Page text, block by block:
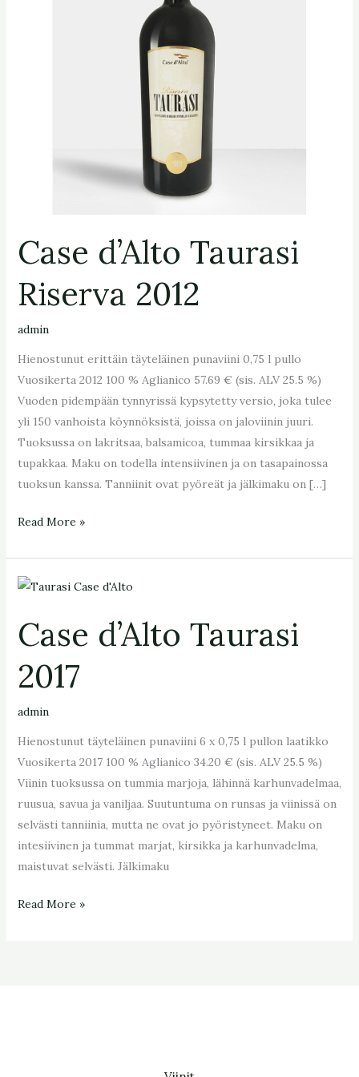
Case d’Alto Taurasi
Riserva 2012
admin
Hienostunut erittäin täyteläinen punaviini 0,75 l pullo
Vuosikerta 2012 100 % Aglianico 57.69 € (sis. ALV 25.5 %)
Vuoden pidempään tynnyrissä kypsytetty versio, joka tulee
yli 150 vanhoista köynnöksistä, joissa on jaloviinin juuri.
Tuoksussa on lakritsaa, balsamicoa, tummaa kirsikkaa ja
tupakkaa. Maku on todella intensiivinen ja on tasapainossa
tuoksun kanssa. Tanniinit ovat pyöreät ja jälkimaku on […]
Read More »
Case d’Alto Taurasi
2017
admin
Hienostunut täyteläinen punaviini 6 x 0,75 l pullon laatikko
Vuosikerta 2017 100 % Aglianico 34.20 € (sis. ALV 25.5 %)
Viinin tuoksussa on tummia marjoja, lähinnä karhunvadelmaa,
ruusua, savua ja vaniljaa. Suutuntuma on runsas ja viinissä on
selvästi tanniinia, mutta ne ovat jo pyöristyneet. Maku on
intesiivinen ja tummat marjat, kirsikka ja karhunvadelma,
maistuvat selvästi. Jälkimaku
Case
Taurasi
2017
Read More »